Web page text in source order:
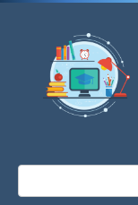
Перейти
Поиск: